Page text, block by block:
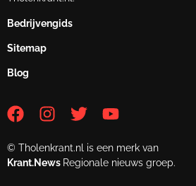
Bedrijvengids
Sitemap
Blog
© Tholenkrant.nl is een merk van
Krant.News Regionale nieuws groep.